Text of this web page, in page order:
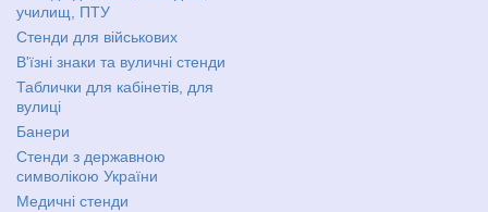
училищ, ПТУ
Стенди для військових
В'їзні знаки та вуличні стенди
Таблички для кабінетів, для
вулиці
Банери
Стенди з державною
символікою України
Медичні стенди